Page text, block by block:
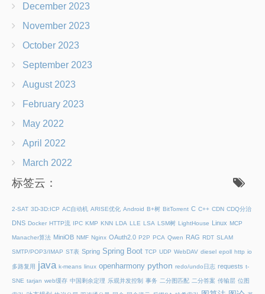
December 2023
November 2023
October 2023
September 2023
August 2023
February 2023
May 2022
April 2022
March 2022
标签云：
2-SAT 3D-3D:ICP AC自动机 ARISE优化 Android B+树 BitTorrent C C++ CDN CDQ分治
DNS Docker HTTP流 IPC KMP KNN LDA LLE LSA LSM树 LightHouse Linux MCP
Manacher算法 MiniOB NMF Nginx OAuth2.0 P2P PCA Qwen RAG RDT SLAM
SMTP/POP3/IMAP ST表 Spring Spring Boot TCP UDP WebDAV diesel epoll http io
多路复用 java k-means linux openharmony python redo/undo日志 requests t-
SNE tarjan web缓存 中国剩余定理 乐观并发控制 事务 二分图匹配 二分答案 传输层 位图